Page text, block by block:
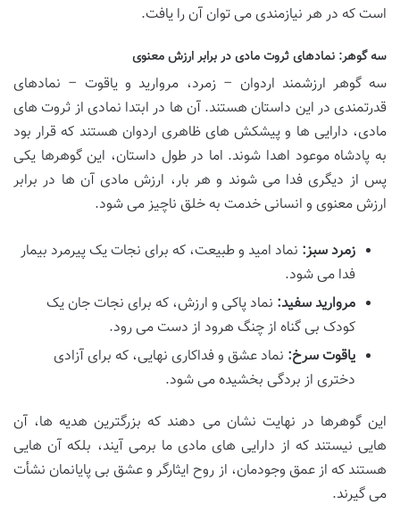
است که در هر نیازمندی می توان آن را یافت.
سه گوهر: نمادهای ثروت مادی در برابر ارزش معنوی
سه گوهر ارزشمند اردوان – زمرد، مروارید و یاقوت – نمادهای
قدرتمندی در این داستان هستند. آن ها در ابتدا نمادی از ثروت های
مادی، دارایی ها و پیشکش های ظاهری اردوان هستند که قرار بود
به پادشاه موعود اهدا شوند. اما در طول داستان، این گوهرها یکی
پس از دیگری فدا می شوند و هر بار، ارزش مادی آن ها در برابر
ارزش معنوی و انسانی خدمت به خلق ناچیز می شود.
زمرد سبز: نماد امید و طبیعت، که برای نجات یک پیرمرد بیمار
فدا می شود.
مروارید سفید: نماد پاکی و ارزش، که برای نجات جان یک
کودک بی گناه از چنگ هرود از دست می رود.
یاقوت سرخ: نماد عشق و فداکاری نهایی، که برای آزادی
دختری از بردگی بخشیده می شود.
این گوهرها در نهایت نشان می دهند که بزرگترین هدیه ها، آن
هایی نیستند که از دارایی های مادی ما برمی آیند، بلکه آن هایی
هستند که از عمق وجودمان، از روح ایثارگر و عشق بی پایانمان نشأت
می گیرند.